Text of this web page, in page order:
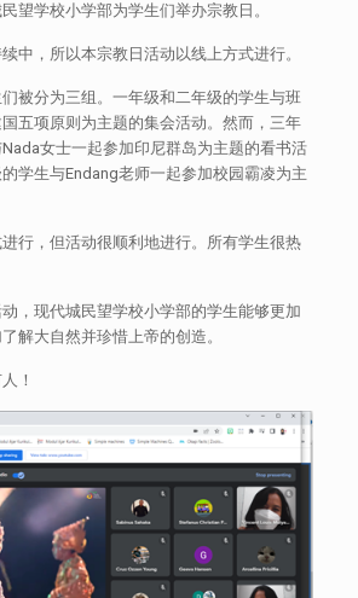
望学校小学部为学生们举办宗教日。
中，所以本宗教日活动以线上方式进行。
们被分为三组。一年级和二年级的学生与班
国五项原则为主题的集会活动。然而，三年
Nada女士一起参加印尼群岛为主题的看书活
的学生与Endang老师一起参加校园霸凌为主
进行，但活动很顺利地进行。所有学生很热
，现代城民望学校小学部的学生能够更加
解大自然并珍惜上帝的创造。
！